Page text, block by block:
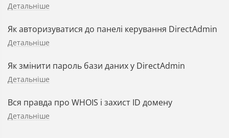
Детальніше
Як авторизуватися до панелі керування DirectAdmin
Детальніше
Як змінити пароль бази даних у DirectAdmin
Детальніше
Вся правда про WHOIS і захист ID домену
Детальніше